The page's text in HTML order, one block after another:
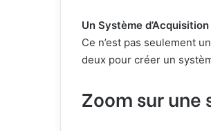
Un Système
Ce n’est pas seulement
deux pour créer un
Zoom sur